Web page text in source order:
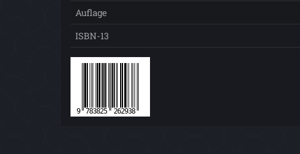
Auflage
ISBN-13